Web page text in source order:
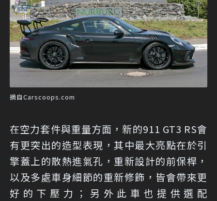
摘自Carscoops.com
在空力套件與重量方面，新的911 GT3 RS會
有更突出的造型表現，其中最大亮點在於引
擎蓋上的散熱進氣孔，重新設計的前保桿，
以及多處車身細節的重新修飾，皆會帶來更
好的下壓力；另外此車也提供選配